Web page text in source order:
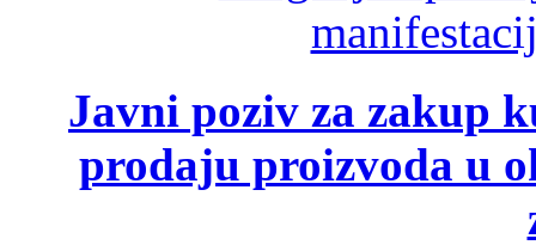
Javni poziv za zakup
prodaju proizvoda u